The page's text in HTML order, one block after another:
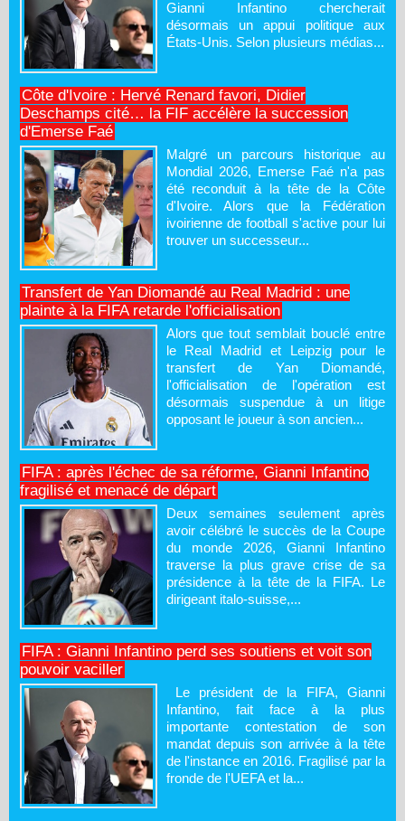
Gianni Infantino chercherait
désormais un appui politique aux
États-Unis. Selon plusieurs médias...
Côte d'Ivoire : Hervé Renard favori, Didier
Deschamps cité… la FIF accélère la succession
d'Emerse Faé
Malgré un parcours historique au
Mondial 2026, Emerse Faé n'a pas
été reconduit à la tête de la Côte
d'Ivoire. Alors que la Fédération
ivoirienne de football s'active pour lui
trouver un successeur...
Transfert de Yan Diomandé au Real Madrid : une
plainte à la FIFA retarde l'officialisation
Alors que tout semblait bouclé entre
le Real Madrid et Leipzig pour le
transfert de Yan Diomandé,
l'officialisation de l'opération est
désormais suspendue à un litige
opposant le joueur à son ancien...
FIFA : après l'échec de sa réforme, Gianni Infantino
fragilisé et menacé de départ
Deux semaines seulement après
avoir célébré le succès de la Coupe
du monde 2026, Gianni Infantino
traverse la plus grave crise de sa
présidence à la tête de la FIFA. Le
dirigeant italo-suisse,...
FIFA : Gianni Infantino perd ses soutiens et voit son
pouvoir vaciller
Le président de la FIFA, Gianni
Infantino, fait face à la plus
importante contestation de son
mandat depuis son arrivée à la tête
de l'instance en 2016. Fragilisé par la
fronde de l'UEFA et la...